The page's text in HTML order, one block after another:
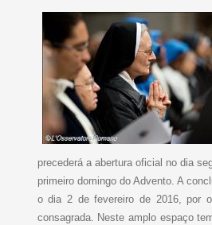
precederá a abertura oficial no dia
primeiro domingo do Advento. A
o dia 2 de fevereiro de 2016, por
consagrada. Neste amplo espaço